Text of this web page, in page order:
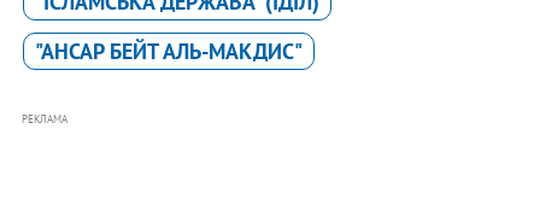
"АНСАР БЕЙТ АЛЬ-МАКДИС"
РЕКЛАМА